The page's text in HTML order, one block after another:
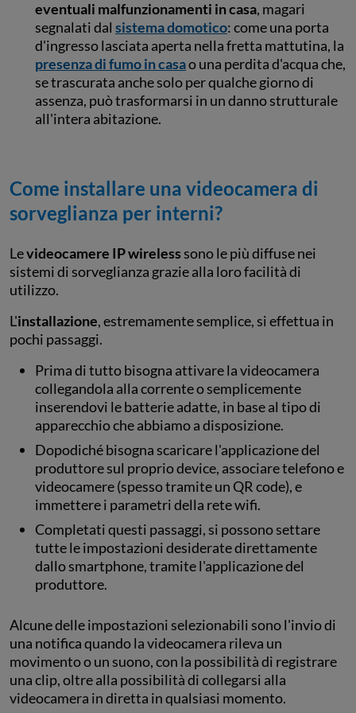
eventuali malfunzionamenti in casa, magari
segnalati dal sistema domotico: come una porta
d'ingresso lasciata aperta nella fretta mattutina, la
presenza di fumo in casao una perdita d'acqua che,
se trascurata anche solo per qualche giorno di
assenza, può trasformarsi in un danno strutturale
all'intera abitazione.
Come installare una videocamera di
sorveglianza per interni?
Levideocamere IP wirelesssono le più diffuse nei
sistemi di sorveglianza grazie alla loro facilità di
utilizzo.
L'installazione, estremamente semplice, si effettua in
pochi passaggi.
Prima di tutto bisogna attivare la videocamera
collegandola alla corrente o semplicemente
inserendovi le batterie adatte, in base al tipo di
apparecchio che abbiamo a disposizione.
Dopodiché bisogna scaricare l'applicazione del
produttore sul proprio device, associare telefono e
videocamere (spesso tramite un QR code), e
immettere i parametri della rete wifi.
Completati questi passaggi, si possono settare
tutte le impostazioni desiderate direttamente
dallo smartphone, tramite l'applicazione del
produttore.
Alcune delle impostazioni selezionabili sono l'invio di
una notifica quando la videocamera rileva un
movimento o un suono, con la possibilità di registrare
una clip, oltre alla possibilità di collegarsi alla
videocamera in diretta in qualsiasi momento.